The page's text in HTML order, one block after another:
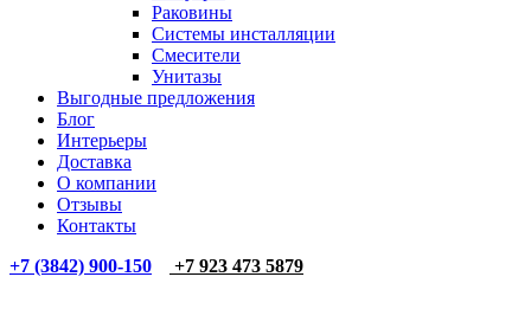
Раковины
Системы инсталляции
Смесители
Унитазы
Выгодные предложения
Блог
Интерьеры
Доставка
О компании
Отзывы
Контакты
+7 (3842) 900-150
+7 923 473 5879